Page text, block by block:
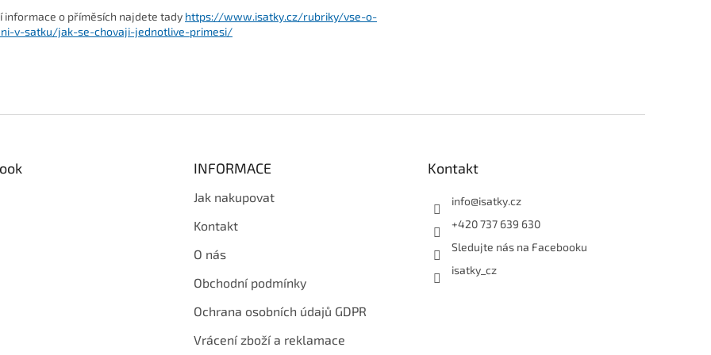
informace o příměsích najdete tady https://www.isatky.cz/rubriky/vse-o-
v-satku/jak-se-chovaji-jednotlive-primesi/
INFORMACE
Jak nakupovat
Kontakt
O nás
Obchodní podmínky
Ochrana osobních údajů GDPR
Vrácení zboží a reklamace
Kontakt
info@isatky.cz
+420 737 639 630
Sledujte nás na Facebooku
isatky_cz